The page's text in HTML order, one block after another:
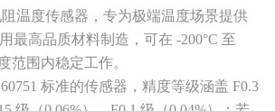
温度传感器，专为极端温度场景提供
最高品质材料制造，可在 -200°C 至
范围内稳定工作。
标准的传感器，精度等级涵盖 F0.3